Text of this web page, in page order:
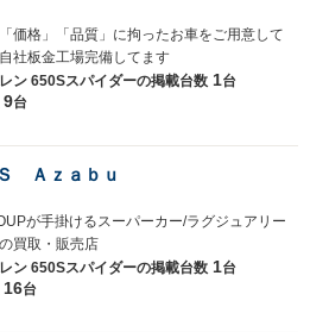
価格」「品質」に拘ったお車をご用意して
社板金工場完備してます
ン 650Sスパイダーの掲載台数 1台
9台
Ａｚａｂｕ
が手掛けるスーパーカー/ラグジュアリー
買取・販売店
ン 650Sスパイダーの掲載台数 1台
16台